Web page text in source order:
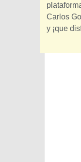
Carlos
y ¡que